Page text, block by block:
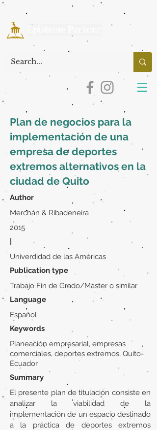
Plan de negocios para la
implementación de una
empresa de deportes
extremos alternativos en la
ciudad de Quito
Author
Merchán & Ribadeneira
2015
|
Univerdidad de las Américas
Publication type
Trabajo Fin de Grado/Máster o similar
Language
Español
Keywords
Planeación empresarial, empresas
comerciales, deportes extremos, Quito-
Ecuador
Summary
El presente plan de titulación consiste en
analizar la viabilidad de la
implementación de un espacio destinado
a la práctica de deportes extremos